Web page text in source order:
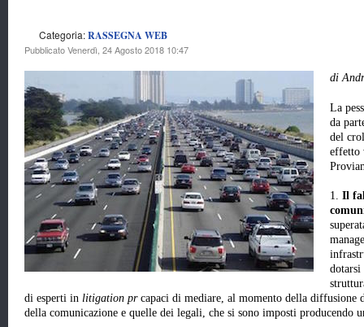
Categoria:RASSEGNA WEB
Pubblicato Venerdì, 24 Agosto 2018 10:47
di
La
da
del
effetto
1. Il
dotarsi
di esperti in litigation prcapaci di mediare, al momento della diffusione
della comunicazione e quelle dei legali, che si sono imposti producendo